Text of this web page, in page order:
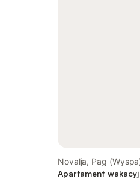
Novalja, Pag
Apartament